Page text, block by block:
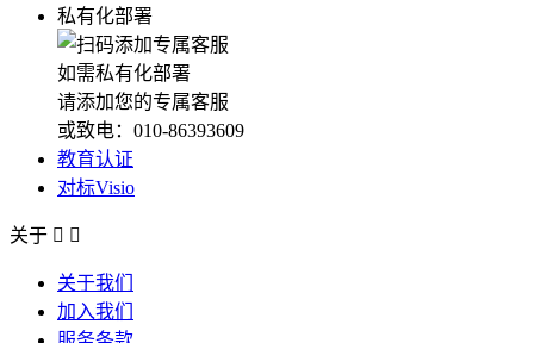
私有化部署
如需私有化部署
请添加您的专属客服
或致电：010-86393609
教育认证
对标Visio
关于  
关于我们
加入我们